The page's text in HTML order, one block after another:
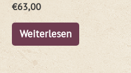
€63,00
Weiterlesen